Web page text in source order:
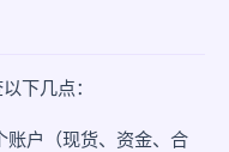
下几点：
账户（现货、资金、合